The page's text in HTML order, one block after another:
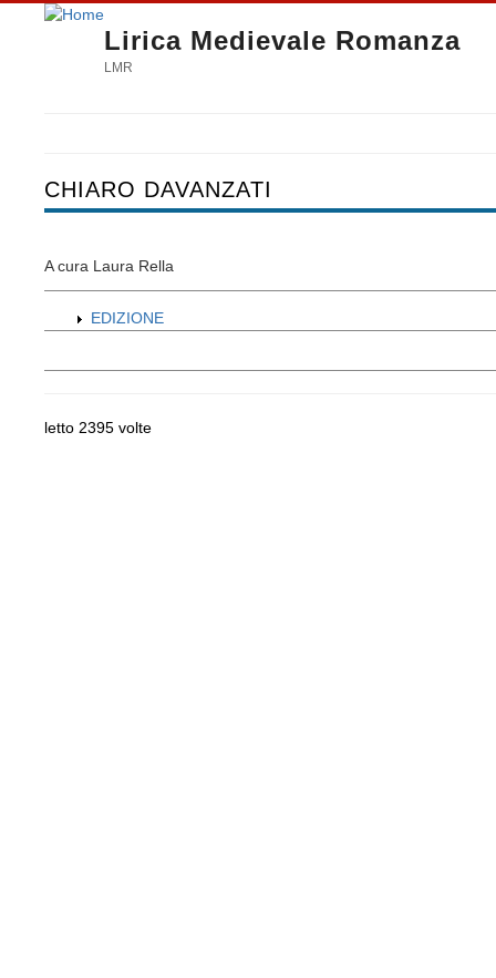
Lirica Medievale Romanza
LMR
CHIARO DAVANZATI
A cura Laura Rella
EDIZIONE
letto 2395 volte